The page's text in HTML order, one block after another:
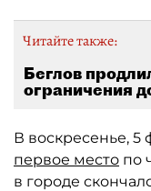
Читайте также:
Беглов
ограничения
В воскресенье, 5
первое место по
в городе